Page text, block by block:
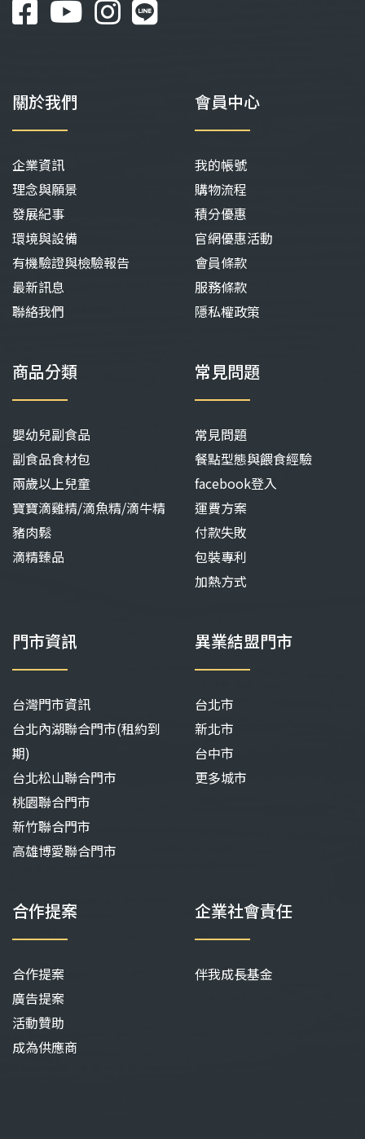
關於我們
企業資訊
理念與願景
發展紀事
環境與設備
有機驗證與檢驗報告
最新訊息
聯絡我們
會員中心
我的帳號
購物流程
積分優惠
官網優惠活動
會員條款
服務條款
隱私權政策
商品分類
嬰幼兒副食品
副食品食材包
兩歲以上兒童
寶寶滴雞精/滴魚精/滴牛精
豬肉鬆
滴精臻品
常見問題
常見問題
餐點型態與餵食經驗
facebook登入
運費方案
付款失敗
包裝專利
加熱方式
門市資訊
台灣門市資訊
台北內湖聯合門市(租約到
期)
台北松山聯合門市
桃園聯合門市
新竹聯合門市
高雄博愛聯合門市
異業結盟門市
台北市
新北市
台中市
更多城市
合作提案
合作提案
廣告提案
活動贊助
成為供應商
企業社會責任
伴我成長基金